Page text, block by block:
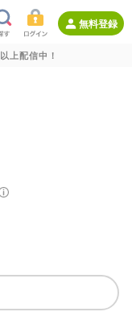
無料登録
以上配信中！